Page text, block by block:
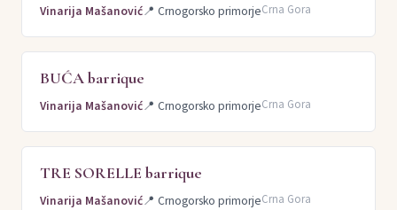
Vinarija Mašanović📍 Crnogorsko primorjeCrna Gora
BUĆA barrique
Vinarija Mašanović📍 Crnogorsko primorjeCrna Gora
TRE SORELLE barrique
Vinarija Mašanović📍 Crnogorsko primorjeCrna Gora